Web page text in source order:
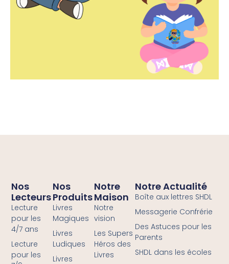
Notre
Maison
Notre
vision
Les Supers
Héros des
Livres
Nos
Produits
Livres
Magiques
Livres
Ludiques
Livres
Nos
Lecteurs
Lecture
pour les
4/7 ans
Lecture
pour les
Notre Actualité
Boîte aux lettres SHDL
Messagerie Confrérie
Des Astuces pour les
Parents
SHDL dans les écoles